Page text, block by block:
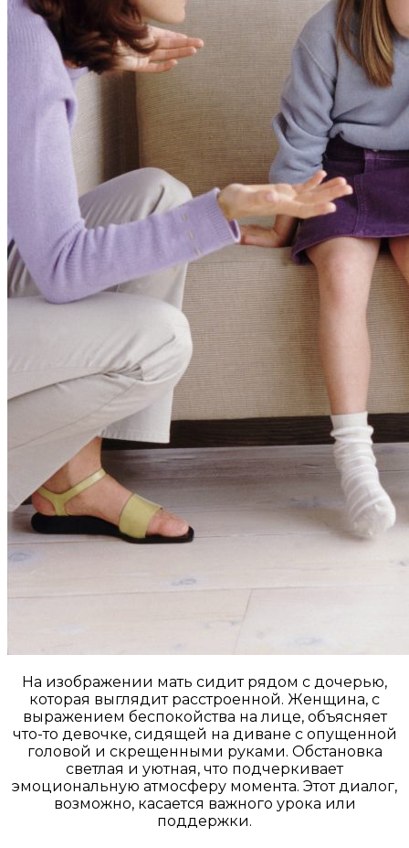
На изображении мать сидит рядом с дочерью,
которая выглядит расстроенной. Женщина, с
выражением беспокойства на лице, объясняет
что-то девочке, сидящей на диване с опущенной
головой и скрещенными руками. Обстановка
светлая и уютная, что подчеркивает
эмоциональную атмосферу момента. Этот диалог,
возможно, касается важного урока или
поддержки.